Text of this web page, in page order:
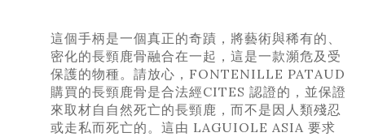
這個手柄是一個真正的奇蹟，將藝術與稀有的、
密化的長頸鹿骨融合在一起，這是一款瀕危及受
保護的物種。請放心，FONTENILLE PATAUD
購買的長頸鹿骨是合法經CITES 認證的，並保證
來取材自自然死亡的長頸鹿，而不是因人類殘忍
或走私而死亡的。這由 LAGUIOLE ASIA 要求